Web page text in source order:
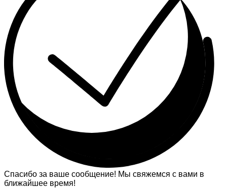
Спасибо за ваше сообщение! Мы свяжемся с вами в
ближайшее время!